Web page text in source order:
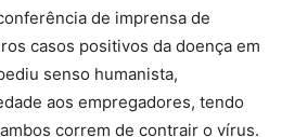
de imprensa de
casos positivos da doença em
senso humanista,
aos empregadores, tendo
correm de contrair o vírus.